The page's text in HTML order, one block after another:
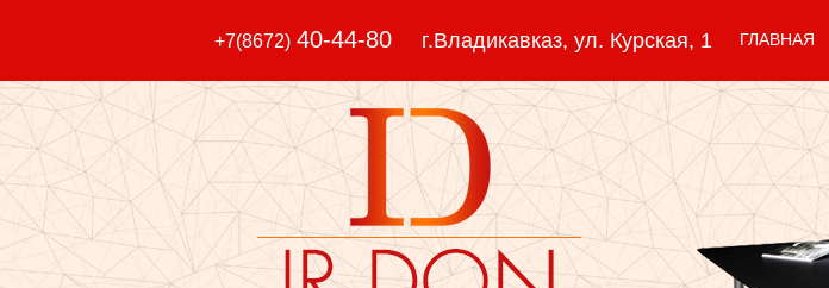
+7(8672) 40-44-80 г.Владикавказ, ул. Курская, 1 ГЛАВНАЯ